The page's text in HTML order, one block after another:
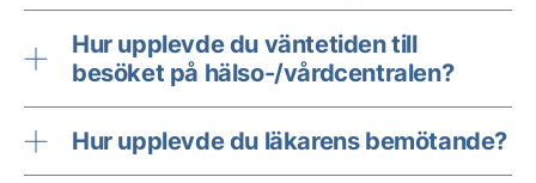
Hur upplevde du väntetiden till
besöket på hälso-/vårdcentralen?
Hur upplevde du läkarens bemötande?